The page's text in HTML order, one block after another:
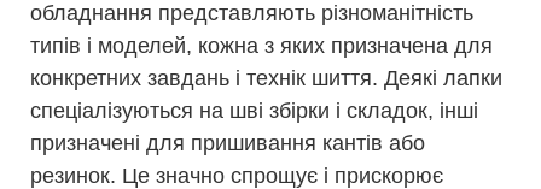
обладнання представляють різноманітність
типів і моделей, кожна з яких призначена для
конкретних завдань і технік шиття. Деякі лапки
спеціалізуються на шві збірки і складок, інші
призначені для пришивання кантів або
резинок. Це значно спрощує і прискорює